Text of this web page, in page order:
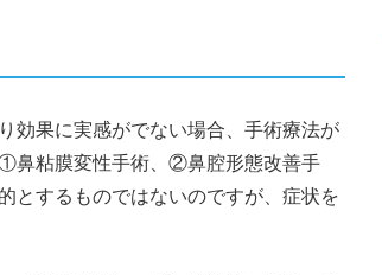
効果に実感がでない場合、手術療法が
鼻粘膜変性手術、②鼻腔形態改善手
とするものではないのですが、症状を